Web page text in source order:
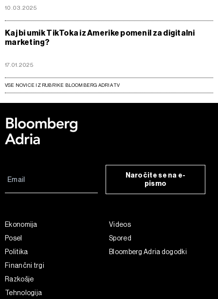
10.03.2025
Kaj bi umik TikToka iz Amerike pomenil za digitalni
marketing?
17.01.2025
VSE NOVICE IZ RUBRIKE BLOOMBERG ADRIA TV
Naročite se na e-
pismo
Ekonomija
Posel
Politika
Finančni trgi
Razkošje
Tehnologija
Videos
Spored
Bloomberg Adria dogodki